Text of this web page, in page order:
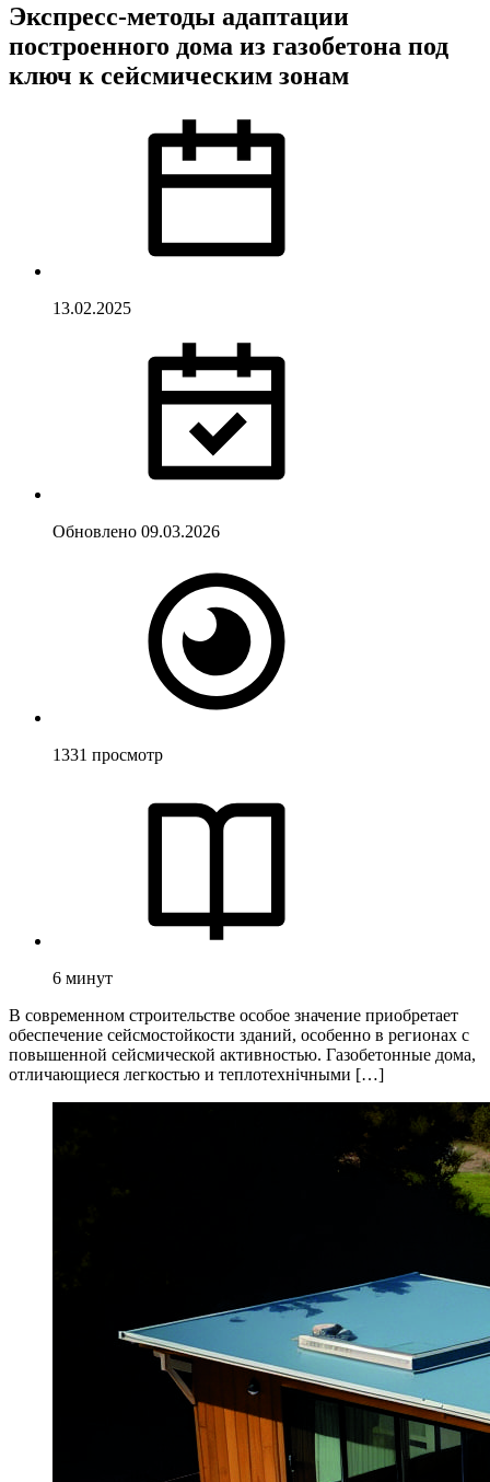
Экспресс-методы адаптации
построенного дома из газобетона под
ключ к сейсмическим зонам
13.02.2025
Обновлено 09.03.2026
1331 просмотр
6 минут
В современном строительстве особое значение приобретает
обеспечение сейсмостойкости зданий, особенно в регионах с
повышенной сейсмической активностью. Газобетонные дома,
отличающиеся легкостью и теплотехнічными […]